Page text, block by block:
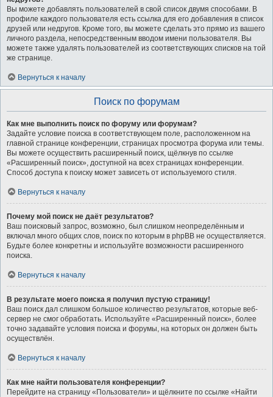
Вы можете добавлять пользователей в свой список двумя способами. В
профиле каждого пользователя есть ссылка для его добавления в список
друзей или недругов. Кроме того, вы можете сделать это прямо из вашего
личного раздела, непосредственным вводом имени пользователя. Вы
можете также удалять пользователей из соответствующих списков на той
же странице.
Вернуться к началу
Поиск по форумам
Как мне выполнить поиск по форуму или форумам?
Задайте условие поиска в соответствующем поле, расположенном на
главной странице конференции, страницах просмотра форума или темы.
Вы можете осуществить расширенный поиск, щёлкнув по ссылке
«Расширенный поиск», доступной на всех страницах конференции.
Способ доступа к поиску может зависеть от используемого стиля.
Вернуться к началу
Почему мой поиск не даёт результатов?
Ваш поисковый запрос, возможно, был слишком неопределённым и
включал много общих слов, поиск по которым в phpBB не осуществляется.
Будьте более конкретны и используйте возможности расширенного
поиска.
Вернуться к началу
В результате моего поиска я получил пустую страницу!
Ваш поиск дал слишком большое количество результатов, которые веб-
сервер не смог обработать. Используйте «Расширенный поиск», более
точно задавайте условия поиска и форумы, на которых он должен быть
осуществлён.
Вернуться к началу
Как мне найти пользователя конференции?
Перейдите на страницу «Пользователи» и щёлкните по ссылке «Найти